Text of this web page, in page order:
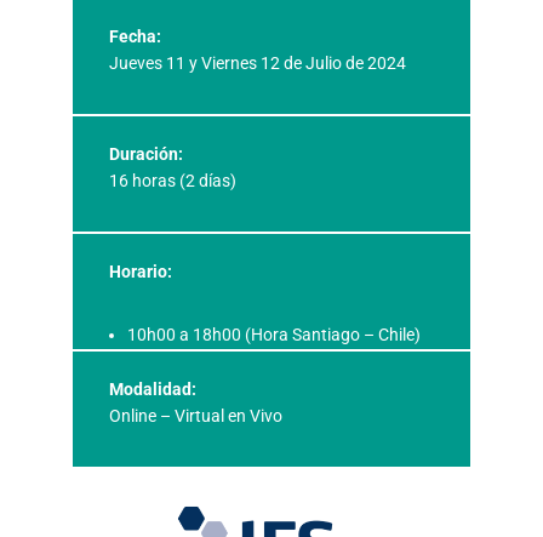
Fecha:
Jueves 11 y Viernes 12 de Julio de 2024
Duración:
16 horas (2 días)
Horario:
10h00 a 18h00 (Hora Santiago – Chile)
Modalidad:
Online – Virtual en Vivo